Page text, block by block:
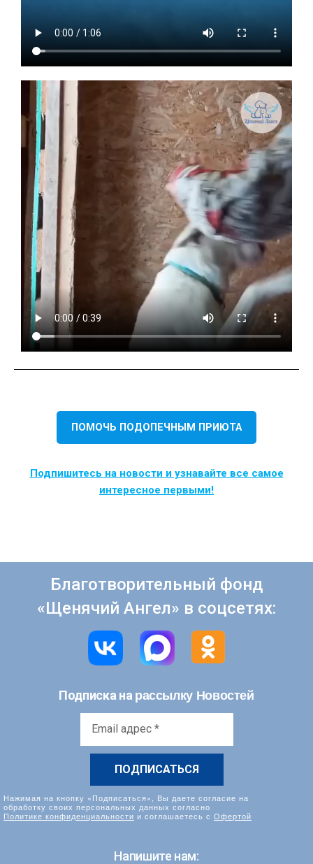
ПОМОЧЬ ПОДОПЕЧНЫМ ПРИЮТА
Подпишитесь на новости и узнавайте все самое
интересное первыми!
Благотворительный фонд
«Щенячий Ангел» в соцсетях:
Подписка на рассылку Новостей
Нажимая на кнопку «Подписаться», Вы даете согласие на
обработку своих персональных данных согласно
Политике конфиденциальности и соглашаетесь с Офертой
Напишите нам: